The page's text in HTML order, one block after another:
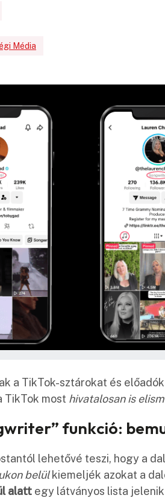
Média
a TikTok-sztárokat és
TikTok most hivatalosan is
funkció:
lehetővé teszi, hogy a
belülkiemeljék azokat a
alatt egy látványos lista